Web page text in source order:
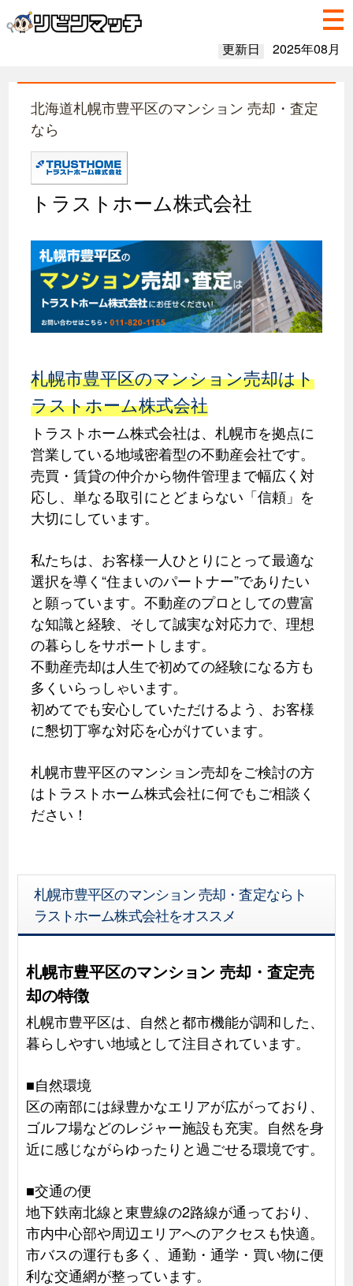
更新日 2025年08月
北海道札幌市豊平区のマンション 売却・査定
なら
トラストホーム株式会社
札幌市豊平区のマンション売却はト
ラストホーム株式会社
トラストホーム株式会社は、札幌市を拠点に
営業している地域密着型の不動産会社です。
売買・賃貸の仲介から物件管理まで幅広く対
応し、単なる取引にとどまらない「信頼」を
大切にしています。
私たちは、お客様一人ひとりにとって最適な
選択を導く“住まいのパートナー”でありたい
と願っています。不動産のプロとしての豊富
な知識と経験、そして誠実な対応力で、理想
の暮らしをサポートします。
不動産売却は人生で初めての経験になる方も
多くいらっしゃいます。
初めてでも安心していただけるよう、お客様
に懇切丁寧な対応を心がけています。
札幌市豊平区のマンション売却をご検討の方
はトラストホーム株式会社に何でもご相談く
ださい！
札幌市豊平区のマンション 売却・査定ならト
ラストホーム株式会社をオススメ
札幌市豊平区のマンション 売却・査定売
却の特徴
札幌市豊平区は、自然と都市機能が調和した、
暮らしやすい地域として注目されています。
■自然環境
区の南部には緑豊かなエリアが広がっており、
ゴルフ場などのレジャー施設も充実。自然を身
近に感じながらゆったりと過ごせる環境です。
■交通の便
地下鉄南北線と東豊線の2路線が通っており、
市内中心部や周辺エリアへのアクセスも快適。
市バスの運行も多く、通勤・通学・買い物に便
利な交通網が整っています。